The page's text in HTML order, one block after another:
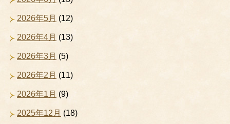
2026年5月 (12)
2026年4月 (13)
2026年3月 (5)
2026年2月 (11)
2026年1月 (9)
2025年12月 (18)